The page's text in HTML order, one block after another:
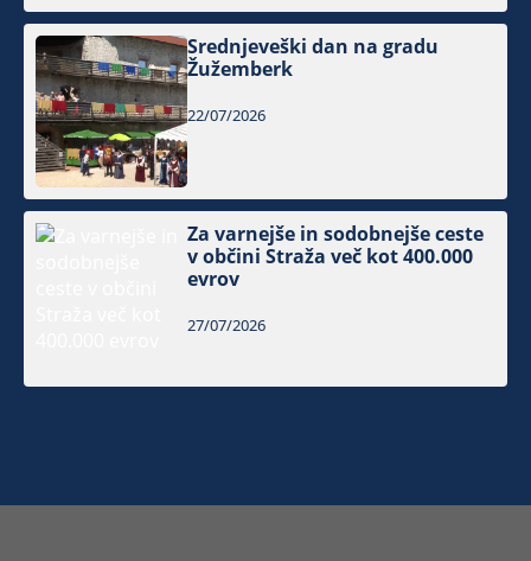
Srednjeveški dan na gradu
Žužemberk
22/07/2026
Za varnejše in sodobnejše ceste
v občini Straža več kot 400.000
evrov
27/07/2026